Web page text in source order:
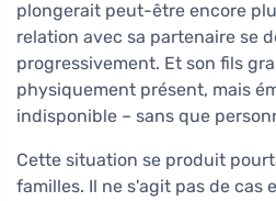
plongerait peut-être encore
relation avec sa partenaire se
progressivement. Et son fils
physiquement présent, mais
indisponible – sans que
Cette situation se produit
familles. Il ne s'agit pas de cas